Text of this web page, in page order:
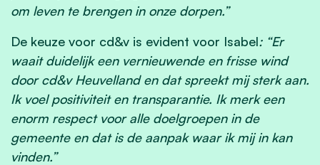
om leven te brengen in onze dorpen.”
De keuze voor cd&v is evident voor Isabel: “Er
waait duidelijk een vernieuwende en frisse wind
door cd&v Heuvelland en dat spreekt mij sterk aan.
Ik voel positiviteit en transparantie. Ik merk een
enorm respect voor alle doelgroepen in de
gemeente en dat is de aanpak waar ik mij in kan
vinden.”